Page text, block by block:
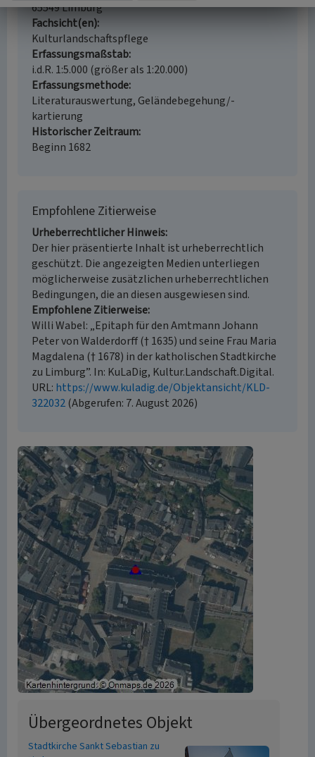
65549 Limburg
Fachsicht(en)
Kulturlandschaftspflege
Erfassungsmaßstab
i.d.R. 1:5.000 (größer als 1:20.000)
Erfassungsmethode
Literaturauswertung, Geländebegehung/-
kartierung
Historischer Zeitraum
Beginn 1682
Empfohlene Zitierweise
Urheberrechtlicher Hinweis
Der hier präsentierte Inhalt ist urheberrechtlich
geschützt. Die angezeigten Medien unterliegen
möglicherweise zusätzlichen urheberrechtlichen
Bedingungen, die an diesen ausgewiesen sind.
Empfohlene Zitierweise
Willi Wabel: „Epitaph für den Amtmann Johann
Peter von Walderdorff († 1635) und seine Frau Maria
Magdalena († 1678) in der katholischen Stadtkirche
zu Limburg”. In: KuLaDig, Kultur.Landschaft.Digital.
URL: https://www.kuladig.de/Objektansicht/KLD-
322032(Abgerufen: 7. August 2026)
Übergeordnetes Objekt
Stadtkirche Sankt Sebastian zu